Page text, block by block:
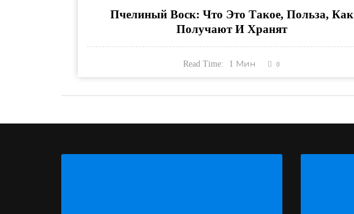
Пчелиный Воск: Что Это Такое, Польза, Как
Получают И Хранят
Read Time: 1 Мин 0